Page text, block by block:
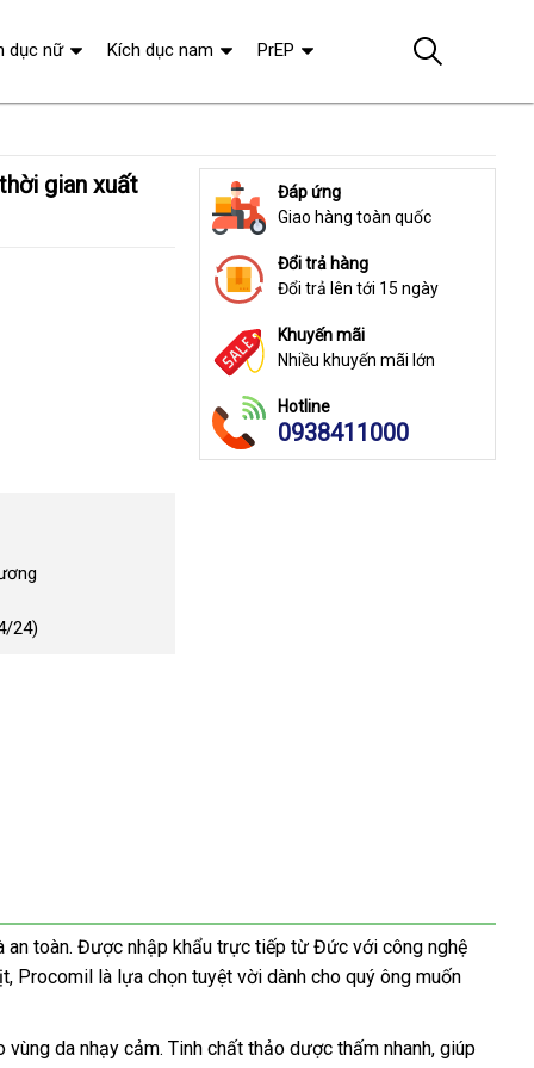
24)
Đáp ứng
Giao hàng toàn quốc
Đổi trả hàng
Đổi trả lên tới 15 ngày
Khuyến mãi
Nhiều khuyến mãi lớn
Hotline
0938411000
toàn. Được nhập khẩu trực tiếp từ Đức với công nghệ
Procomil là lựa chọn tuyệt vời dành cho quý ông muốn
da nhạy cảm. Tinh chất thảo dược thấm nhanh, giúp
dục nữ Kích dục nam PrEP